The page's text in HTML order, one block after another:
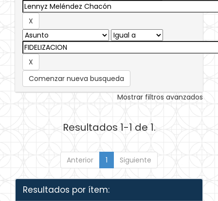
Comenzar nueva busqueda
Mostrar filtros avanzados
Resultados 1-1 de 1.
Anterior 1 Siguiente
Resultados por ítem: